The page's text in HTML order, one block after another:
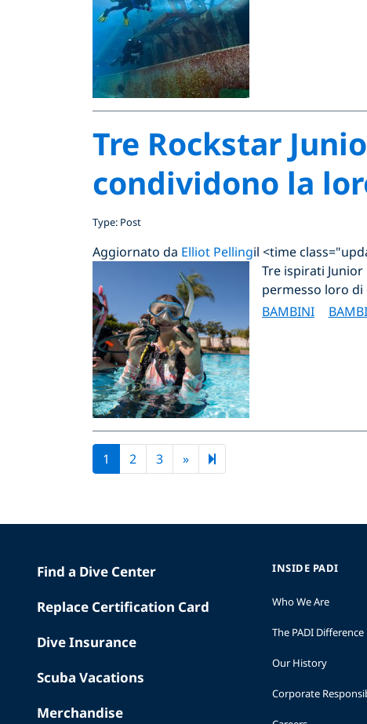
Tre Rockstar
condividono la
Type: Post
Aggiornato da Elliot Pellingil <time
Tre ispirati
permesso loro di
BAMBINI
1 2 3 »Next page
9
Find a Dive Center
Replace Certification Card
Dive Insurance
Scuba Vacations
Merchandise
INSIDE PADI
Who We Are
The PADI Difference
Our History
Corporate